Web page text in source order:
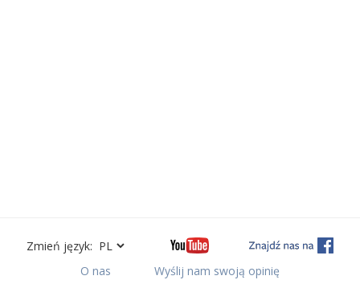
Zmień język:
O nas
Wyślij nam swoją opinię